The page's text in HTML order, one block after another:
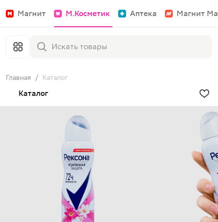
Магнит М.Косметик Аптека Магнит
Главная / Каталог
Каталог